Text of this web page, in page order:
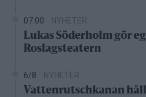
07:00 NYHETER
Lukas Söderholm gör
Roslagsteatern
6/8 NYHETER
Vattenrutschkanan